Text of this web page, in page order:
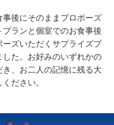
後にそのままプロポーズ
ランと個室でのお食事後
ズいただくサプライズプ
た。お好みのいずれかの
、お二人の記憶に残る大
ださい。